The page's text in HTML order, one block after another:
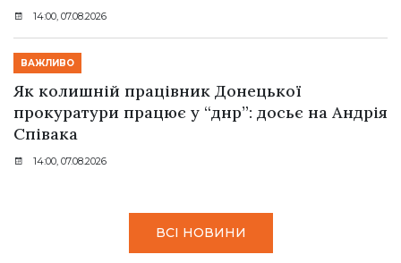
14:00, 07.08.2026
ВАЖЛИВО
Як колишній працівник Донецької
прокуратури працює у “днр”: досьє на Андрія
Співака
14:00, 07.08.2026
ВСІ НОВИНИ